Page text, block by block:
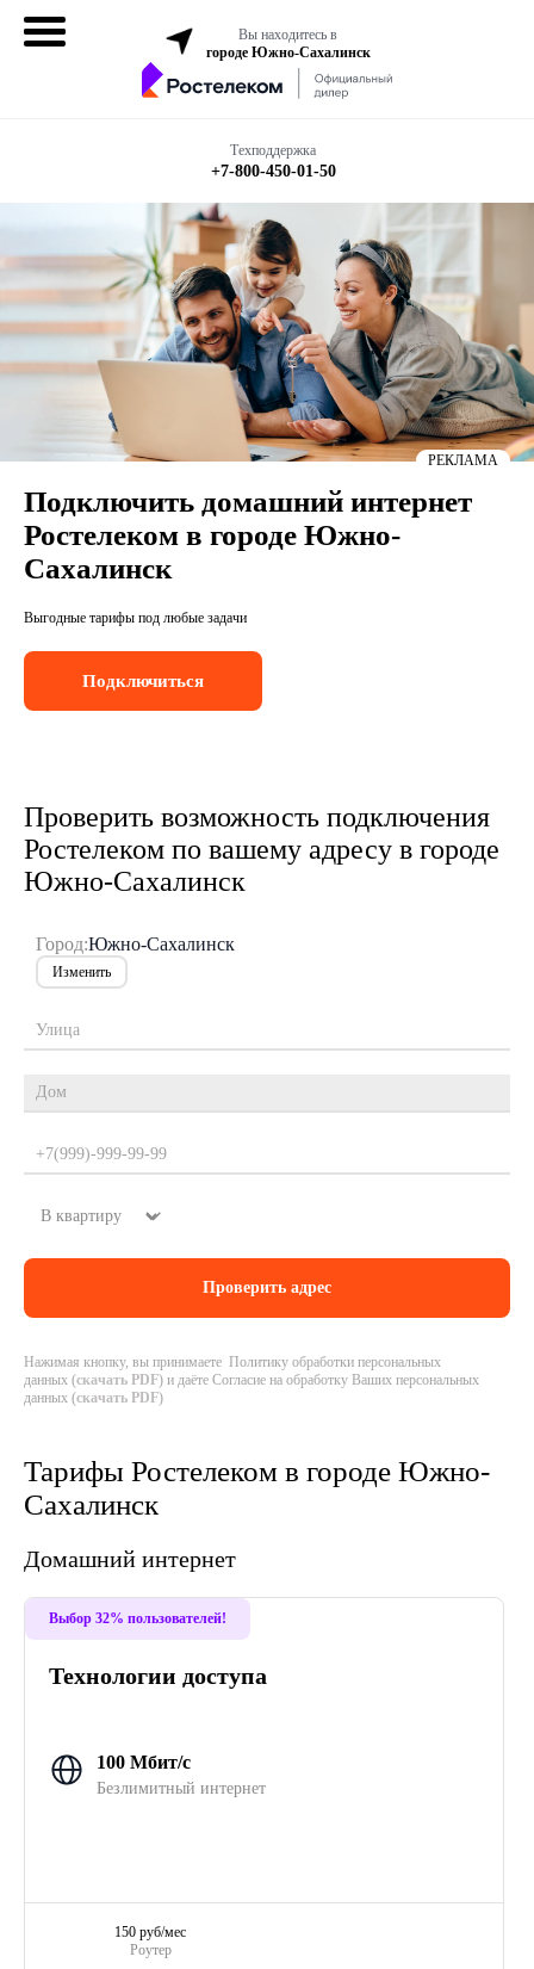
Вы находитесь в
городе Южно-Сахалинск
Техподдержка
+7-800-450-01-50
Интернет + ТВ
Все в одном
Все тарифы
Мобильная
Бизнесу
Подключить домашний интернет
Ростелеком в городе Южно-
Сахалинск
Выгодные тарифы под любые задачи
Подключиться
РЕКЛАМА
Проверить возможность подключения
Ростелеком по вашему адресу в городе
Южно-Сахалинск
Город:Южно-Сахалинск
Изменить
Нажимая кнопку, вы принимаете Политику обработки персональных
данных (скачать PDF) и даёте Согласие на обработку Ваших персональных
данных (скачать PDF)
Тарифы Ростелеком в городе Южно-
Сахалинск
Домашний интернет
Выбор 32% пользователей!
Технологии доступа
100 Мбит/с
Безлимитный интернет
Роутер
150 руб/мес